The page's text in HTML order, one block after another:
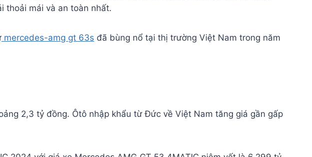
thoải mái và an toàn nhất.
mercedes-amg gt 63s đã bùng nổ tại thị trường Việt Nam trong năm
2,3 tỷ đồng. Ôtô nhập khẩu từ Đức về Việt Nam tăng giá gần gấp